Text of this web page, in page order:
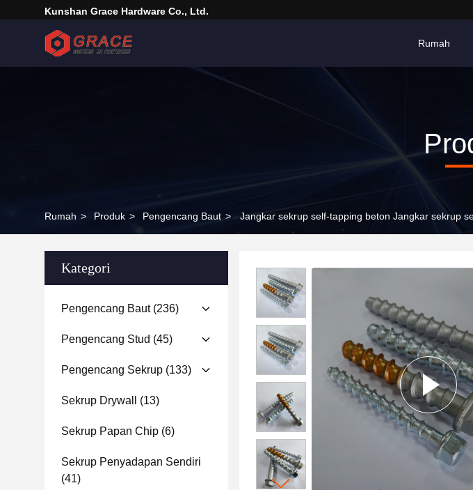
Kunshan Grace Hardware Co., Ltd.
Rumah
Rumah > Produk > Pengencang Baut > Jangkar sekrup self-tapping beton Jangkar sekrup
Kategori
Pengencang Baut(236)
Pengencang Stud (45)
Pengencang Sekrup (133)
Sekrup Drywall (13)
Sekrup Papan Chip (6)
Sekrup Penyadapan Sendiri
(41)